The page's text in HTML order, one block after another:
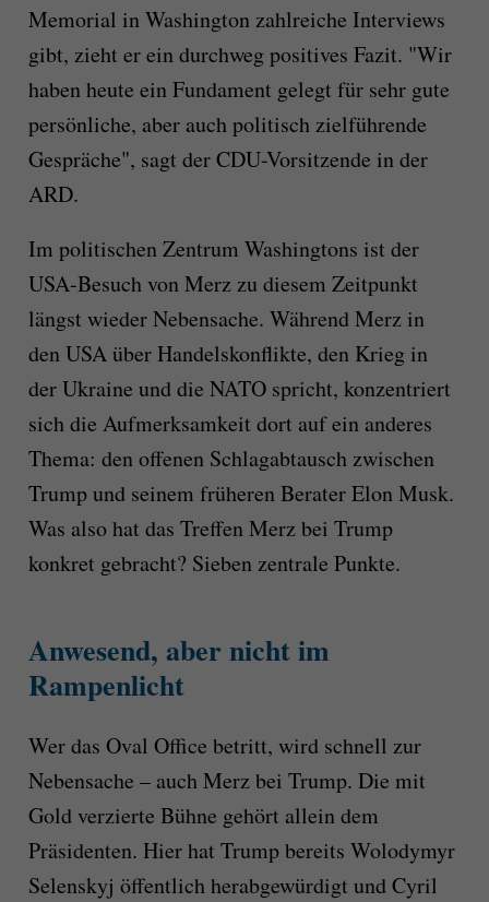
Memorial in Washington zahlreiche Interviews
gibt, zieht er ein durchweg positives Fazit. "Wir
haben heute ein Fundament gelegt für sehr gute
persönliche, aber auch politisch zielführende
Gespräche", sagt der CDU-Vorsitzende in der
ARD.
Im politischen Zentrum Washingtons ist der
USA-Besuch von Merz zu diesem Zeitpunkt
längst wieder Nebensache. Während Merz in
den USA über Handelskonflikte, den Krieg in
der Ukraine und die NATO spricht, konzentriert
sich die Aufmerksamkeit dort auf ein anderes
Thema: den offenen Schlagabtausch zwischen
Trump und seinem früheren Berater Elon Musk.
Was also hat das Treffen Merz bei Trump
konkret gebracht? Sieben zentrale Punkte.
Anwesend, aber nicht im
Rampenlicht
Wer das Oval Office betritt, wird schnell zur
Nebensache – auch Merz bei Trump. Die mit
Gold verzierte Bühne gehört allein dem
Präsidenten. Hier hat Trump bereits Wolodymyr
Selenskyj öffentlich herabgewürdigt und Cyril